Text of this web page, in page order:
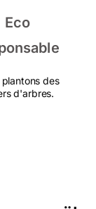
Eco
plantons des
d'arbres.